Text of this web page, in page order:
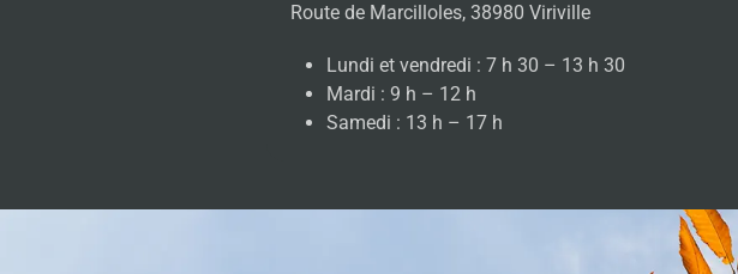
Route de Marcilloles, 38980 Viriville
Lundi et vendredi : 7 h 30 – 13 h 30
Mardi : 9 h – 12 h
Samedi : 13 h – 17 h